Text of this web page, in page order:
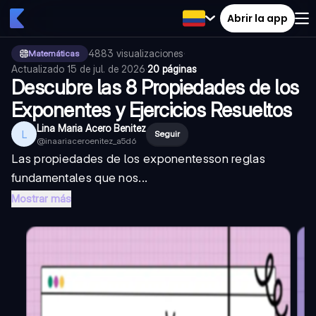
Abrir la app
Matemáticas 4883 visualizaciones·
Actualizado 15 de jul. de 2026·20 páginas
Descubre las 8 Propiedades de los
Exponentes y Ejercicios Resueltos
L Lina Maria Acero Benitez
@inaariaceroenitez_a5d6
Seguir
Laspropiedades de los exponentesson reglas
fundamentales que nos...
Mostrar más